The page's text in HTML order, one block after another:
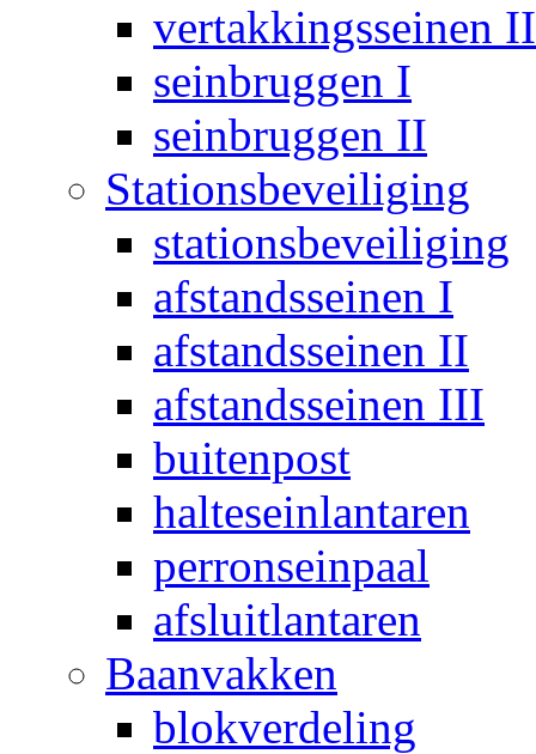
vertakkingsseinen
seinbruggen I
seinbruggen II
Stationsbeveiliging
stationsbeveiliging
afstandsseinen I
afstandsseinen II
afstandsseinen III
buitenpost
halteseinlantaren
perronseinpaal
afsluitlantaren
Baanvakken
blokverdeling